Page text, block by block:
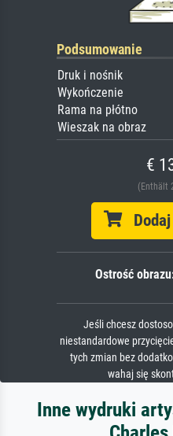
Podsumowanie
Druk i nośnik
Wykończenie
Rama na płótno
Wieszak na obraz
€
(Enthält
Dodaj
Ostrość
Jeśli chcesz
niestandardowe
tych zmian bez
wahaj się
Inne wydruki